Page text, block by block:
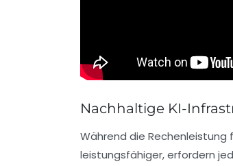
Nachhaltige KI-
Während die Rechenleistung
leistungsfähiger, erfordern